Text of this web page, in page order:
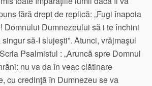
fără drept de replică: „Fugi înapoia
Domnului Dumnezeului să i te închini
să-I slujeşti”. Atunci, vrăjmaşul
Psalmistul : „Aruncă spre Domnul
nu va da în veac clătinare
cu credinţă în Dumnezeu se va